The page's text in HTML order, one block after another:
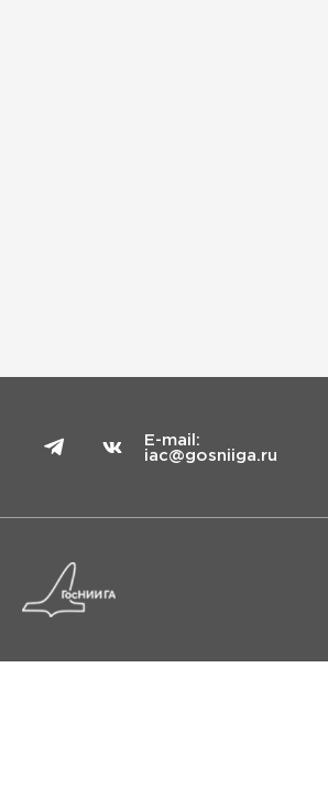
E-mail:
iac@gosniiga.ru